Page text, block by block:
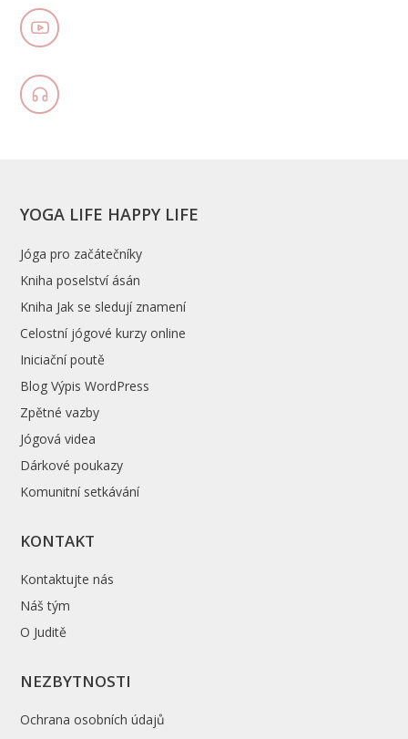
YOGA LIFE HAPPY LIFE
Jóga pro začátečníky
Kniha poselství ásán
Kniha Jak se sledují znamení
Celostní jógové kurzy online
Iniciační poutě
Blog Výpis WordPress
Zpětné vazby
Jógová videa
Dárkové poukazy
Komunitní setkávání
KONTAKT
Kontaktujte nás
Náš tým
O Juditě
NEZBYTNOSTI
Ochrana osobních údajů